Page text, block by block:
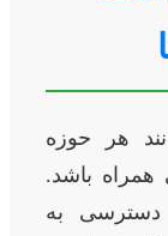
هر حوزه
همراه باشد.
به